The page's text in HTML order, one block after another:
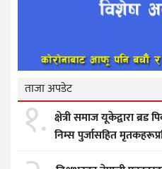
ताजा अपडेट
१. क्षेत्री समाज यूकेद्वारा ब्रड
निम्स पुर्जासहित